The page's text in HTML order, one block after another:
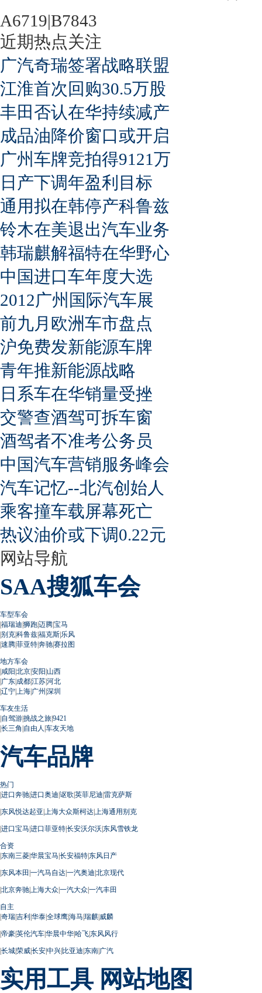
A6719|B7843
近期热点关注
广汽奇瑞签署战略联盟
江淮首次回购30.5万股
丰田否认在华持续减产
成品油降价窗口或开启
广州车牌竞拍得9121万
日产下调年盈利目标
通用拟在韩停产科鲁兹
铃木在美退出汽车业务
韩瑞麒解福特在华野心
中国进口车年度大选
2012广州国际汽车展
前九月欧洲车市盘点
沪免费发新能源车牌
青年推新能源战略
日系车在华销量受挫
交警查酒驾可拆车窗
酒驾者不准考公务员
中国汽车营销服务峰会
汽车记忆--北汽创始人
乘客撞车载屏幕死亡
热议油价或下调0.22元
网站导航
SAA搜狐车会
车型车会
|福瑞迪|狮跑|迈腾|宝马
|别克|科鲁兹|福克斯|乐风
|速腾|菲亚特|奔驰|赛拉图
地方车会
|咸阳|北京|安阳|山西
|广东|成都|江苏|河北
|辽宁| 上海|广州 |深圳
车友生活
|自驾游|挑战之旅|9421
|长三角 |自由人 |车友天地
汽车品牌
热门
|进口奔驰|进口奥迪|讴歌|英菲尼迪|雷克萨斯
|东风悦达起亚| 上海大众斯柯达| 上海通用别克
|进口宝马|进口菲亚特|长安沃尔沃|东风雪铁龙
合资
|东南三菱|华晨宝马|长安福特|东风日产
|东风本田 |一汽马自达|一汽奥迪|北京现代
|北京奔驰| 上海大众|一汽大众|一汽丰田
自主
|奇瑞|吉利|华泰|全球鹰|海马|瑞麒|威麟
|帝豪|英伦汽车|华晨中华|哈飞|东风风行
|长城|荣威|长安|中兴|比亚迪|东南|广汽
实用工具 网站地图